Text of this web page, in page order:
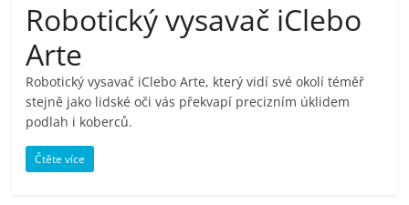
pračky,
televize,
notebooky,
mobilní
Robotický vysavač iClebo
Arte
Robotický vysavač iClebo Arte, který vidí své okolí téměř
stejně jako lidské oči vás překvapí precizním úklidem
podlah i koberců.
Čtěte více